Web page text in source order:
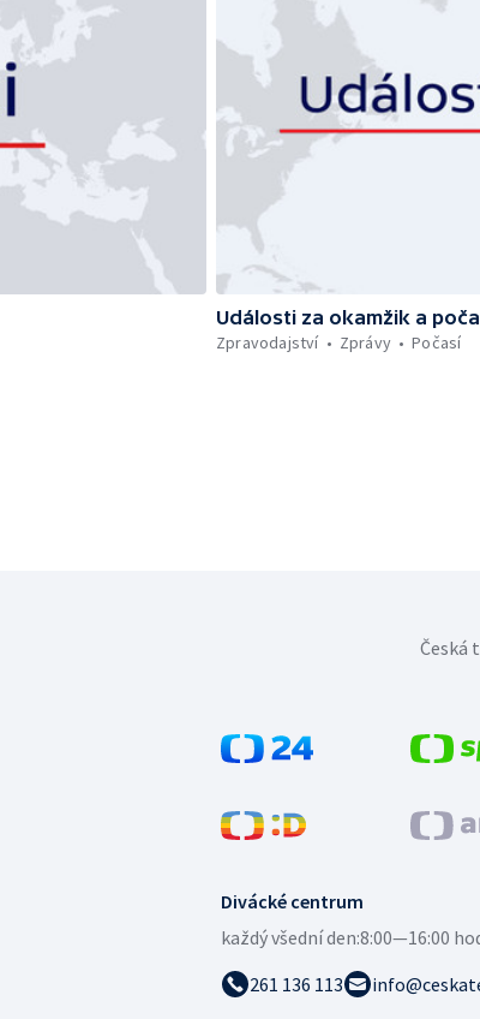
Události za okamžik a
Zpravodajství
Zprávy Počasí
Divácké centrum
každý všední den:8:00—16:00
261 136 113
Česká